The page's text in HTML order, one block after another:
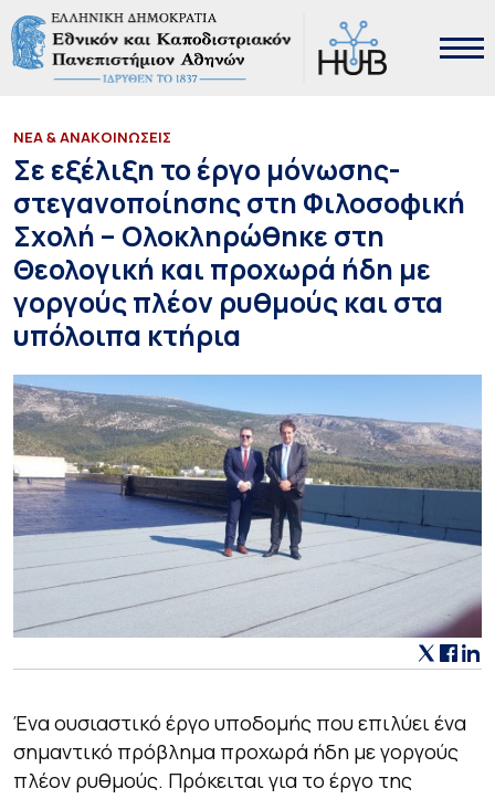
ΝΕΑ & ΑΝΑΚΟΙΝΩΣΕΙΣ
Σε εξέλιξη το έργο μόνωσης-
στεγανοποίησης στη Φιλοσοφική
Σχολή – Ολοκληρώθηκε στη
Θεολογική και προχωρά ήδη με
γοργούς πλέον ρυθμούς και στα
υπόλοιπα κτήρια
Ένα ουσιαστικό έργο υποδομής που επιλύει ένα
σημαντικό πρόβλημα προχωρά ήδη με γοργούς
πλέον ρυθμούς. Πρόκειται για το έργο της